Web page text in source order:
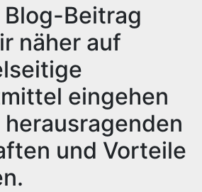
Blog-Beitrag
näher auf
eingehen
und Vorteile